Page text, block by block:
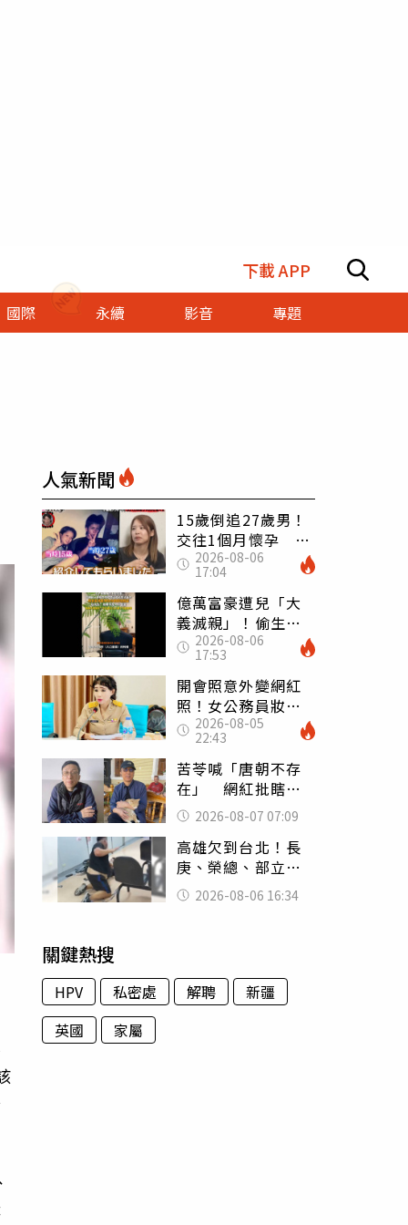
下載 APP
國際 永續 影音 專題
人氣新聞
15歲倒追27歲男！
交往1個月懷孕 36
歲當阿嬤故事曝光
2026-08-06
17:04
億萬富豪遭兒「大
義滅親」！偷生子
怕曝光 竟盜鄰居
身份辦假證落戶
2026-08-06
17:53
開會照意外變網紅
照！女公務員妝容
掀2千則留言 本人
怒嗆：化妝有錯嗎
2026-08-05
22:43
苦苓喊「唐朝不存
在」 網紅批瞎編
歷史：李白、杜甫
用鮮卑文寫詩？
2026-08-07 07:09
高雄欠到台北！長
庚、榮總、部立醫
院都受害 「醫療
暴力男」離譜紀錄
2026-08-06 16:34
關鍵熱搜
HPV 私密處 解聘
新疆
英國
家屬